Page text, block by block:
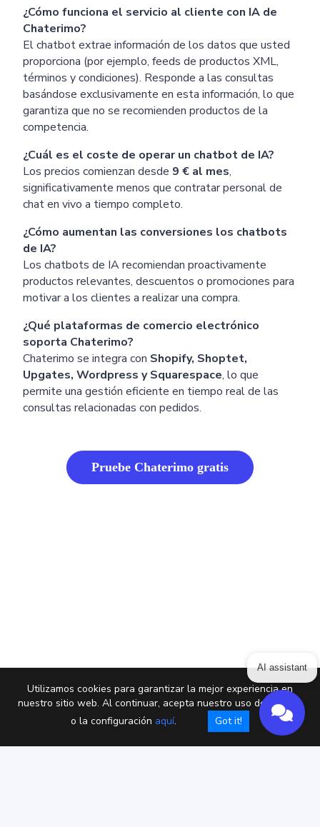
Utilizamos cookies para garantizar la mejor experiencia en
nuestro sitio web. Al continuar, acepta nuestro uso de cookies
o la configuración aquí. Got it!
¿Cómo funciona el servicio al cliente con IA de
Chaterimo?
El chatbot extrae información de los datos que usted
proporciona (por ejemplo, feeds de productos XML,
términos y condiciones). Responde a las consultas
basándose exclusivamente en esta información, lo que
garantiza que no se recomienden productos de la
competencia.
¿Cuál es el coste de operar un chatbot de IA?
Los precios comienzan desde 9 € al mes,
significativamente menos que contratar personal de
chat en vivo a tiempo completo.
¿Cómo aumentan las conversiones los chatbots
de IA?
Los chatbots de IA recomiendan proactivamente
productos relevantes, descuentos o promociones para
motivar a los clientes a realizar una compra.
¿Qué plataformas de comercio electrónico
soporta Chaterimo?
Chaterimo se integra con Shopify, Shoptet,
Upgates, Wordpress y Squarespace, lo que
permite una gestión eficiente en tiempo real de las
consultas relacionadas con pedidos.
Pruebe Chaterimo gratis
AI assistant